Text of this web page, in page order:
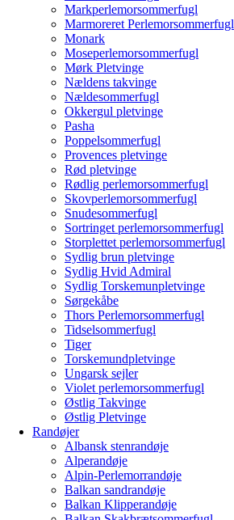
Markperlemorsommerfugl
Marmoreret Perlemorsommerfugl
Monark
Moseperlemorsommerfugl
Mørk Pletvinge
Nældens takvinge
Nældesommerfugl
Okkergul pletvinge
Pasha
Poppelsommerfugl
Provences pletvinge
Rød pletvinge
Rødlig perlemorsommerfugl
Skovperlemorsommerfugl
Snudesommerfugl
Sortringet perlemorsommerfugl
Storplettet perlemorsommerfugl
Sydlig brun pletvinge
Sydlig Hvid Admiral
Sydlig Torskemunpletvinge
Sørgekåbe
Thors Perlemorsommerfugl
Tidselsommerfugl
Tiger
Torskemundpletvinge
Ungarsk sejler
Violet perlemorsommerfugl
Østlig Takvinge
Østlig Pletvinge
Randøjer
Albansk stenrandøje
Alperandøje
Alpin-Perlemorrandøje
Balkan sandrandøje
Balkan Klipperandøje